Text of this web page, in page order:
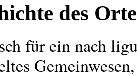
des
für ein nach